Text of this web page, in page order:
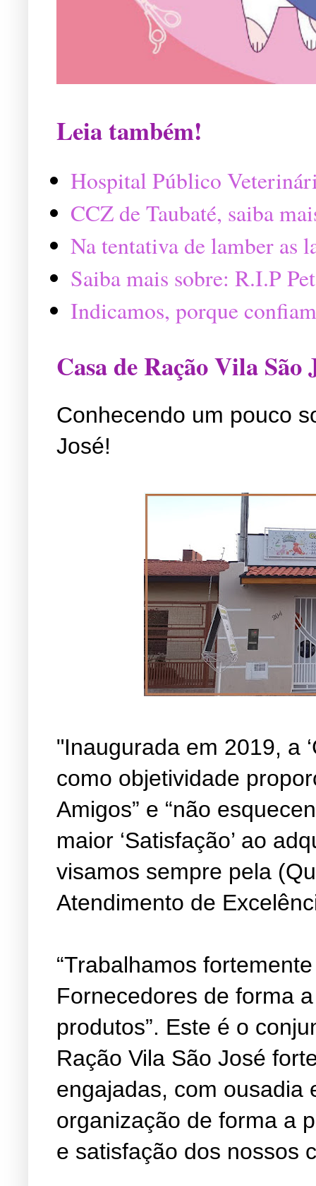
Leia também!
Hospital Público
CCZ de Taubaté, saiba
Na tentativa de lamber as
Saiba mais sobre: R.I.P
Indicamos, porque
Casa de Ração Vila São
Conhecendo um pouco
José!
"Inaugurada em 2019, a
como objetividade
Amigos” e “não
maior ‘Satisfação’ ao
visamos sempre pela
Atendimento de
“Trabalhamos
Fornecedores de forma
produtos”. Este é o
Ração Vila São José
engajadas, com ousadia
organização de forma a
e satisfação dos nossos